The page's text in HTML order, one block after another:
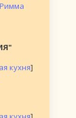
кухня]